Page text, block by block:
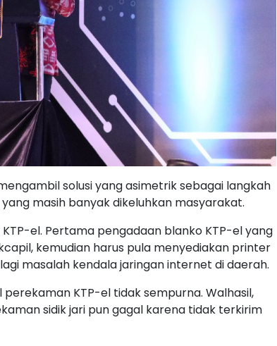
solusi yang asimetrik sebagai langkah
masih banyak dikeluhkan masyarakat.
el. Pertama pengadaan blanko KTP-el yang
kemudian harus pula menyediakan printer
masalah kendala jaringan internet di daerah.
KTP-el tidak sempurna. Walhasil,
sidik jari pun gagal karena tidak terkirim